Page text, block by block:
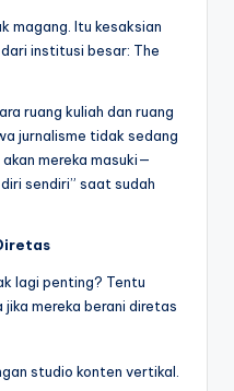
magang. Itu kesaksian
institusi besar: The
ruang kuliah dan ruang
jurnalisme tidak sedang
mereka masuki—
sendiri” saat sudah
lagi penting? Tentu
mereka berani diretas
studio konten vertikal.